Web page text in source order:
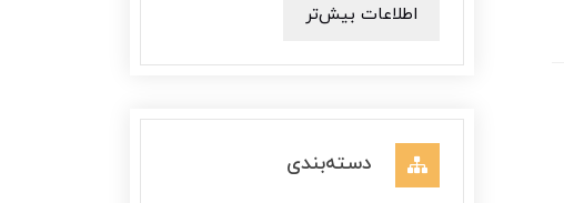
اطلاعات بیش‌تر
دسته‌بندی